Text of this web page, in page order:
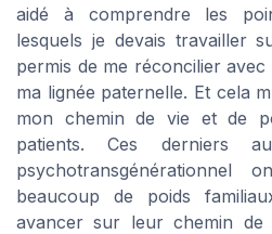
aidé à comprendre les
lesquels je devais travailler
permis de me réconcilier
ma lignée paternelle. Et cela
mon chemin de vie et de
patients. Ces derniers
beaucoup de poids
avancer sur leur chemin de